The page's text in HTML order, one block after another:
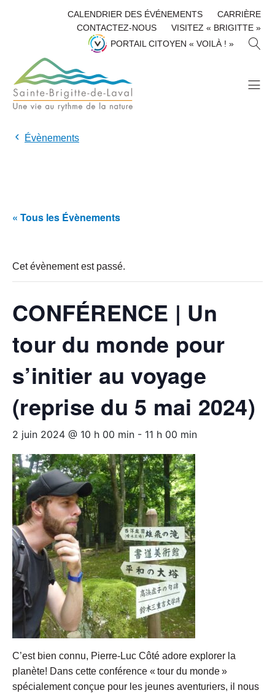
CALENDRIER DES ÉVÉNEMENTS
CARRIÈRE
CONTACTEZ-NOUS
VISITEZ « BRIGITTE »
PORTAIL CITOYEN « VOILÀ ! »
H
Évènements
« Tous les Évènements
Cet évènement est passé.
CONFÉRENCE | Un
tour du monde pour
s’initier au voyage
(reprise du 5 mai 2024)
2 juin 2024 @ 10 h 00 min - 11 h 00 min
C’est bien connu, Pierre-Luc Côté adore explorer la
planète! Dans cette conférence « tour du monde »
spécialement conçue pour les jeunes aventuriers, il nous